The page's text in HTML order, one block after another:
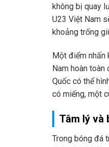
không bị quay
U23 Việt Nam
khoảng trống
Một điểm nhấn
Nam hoàn toàn
Quốc có thể
có miếng, một
Tâm lý và
Trong bóng đá